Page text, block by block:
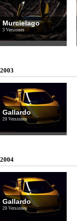
Murcielago
3 Versiones
2003
Gallardo
20 Versiones
2004
Gallardo
20 Versiones